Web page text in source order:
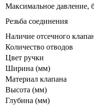
Максимальное давление,
Резьба соединения
Наличие отсечного
Количество отводов
Цвет ручки
Ширина (мм)
Материал клапана
Высота (мм)
Глубина (мм)